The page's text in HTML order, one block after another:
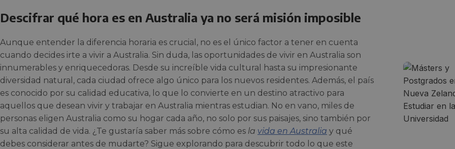
Descifrar qué hora es en Australia ya no será misión imposible
Aunque entender la diferencia horaria es crucial, no es el único factor a tener en cuenta
cuando decides irte a vivir a Australia. Sin duda, las oportunidades de vivir en Australia son
innumerables y enriquecedoras. Desde su increíble vida cultural hasta su impresionante
diversidad natural, cada ciudad ofrece algo único para los nuevos residentes. Además, el país
es conocido por su calidad educativa, lo que lo convierte en un destino atractivo para
aquellos que desean vivir y trabajar en Australia mientras estudian. No en vano, miles de
personas eligen Australia como su hogar cada año, no solo por sus paisajes, sino también por
su alta calidad de vida. ¿Te gustaría saber más sobre cómo es la vida en Australia y qué
debes considerar antes de mudarte? Sigue explorando para descubrir todo lo que este